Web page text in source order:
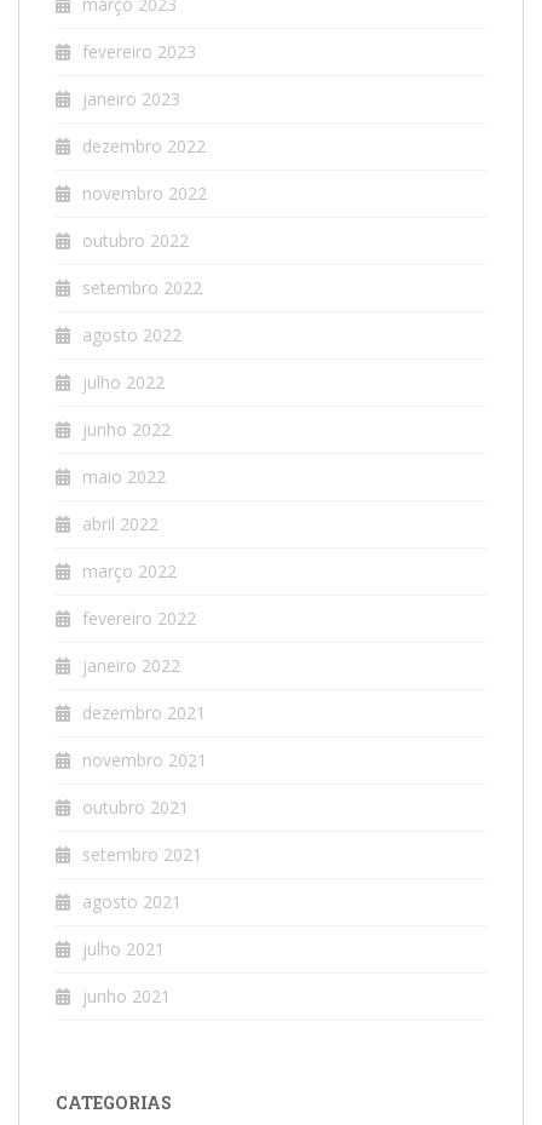
fevereiro 2023
janeiro 2023
dezembro 2022
novembro 2022
outubro 2022
setembro 2022
agosto 2022
julho 2022
junho 2022
maio 2022
abril 2022
março 2022
fevereiro 2022
janeiro 2022
dezembro 2021
novembro 2021
outubro 2021
setembro 2021
agosto 2021
julho 2021
junho 2021
CATEGORIAS